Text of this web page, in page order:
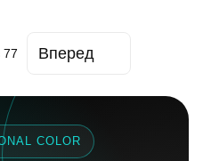
77 Вперед
COLOR